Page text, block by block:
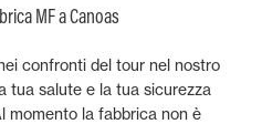
MF a Canoas
confronti del tour nel nostro
tua salute e la tua sicurezza
momento la fabbrica non è